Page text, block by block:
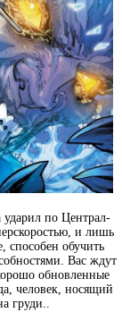
по Централ-
и лишь
обучить
Вас ждут
обновленные
человек, носящий
груди..